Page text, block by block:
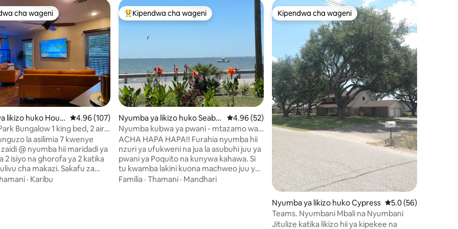
4.9 kati ya 5, tathmini 79
maarufu cha wageni
cha wageni
likizo huko Hous
Ukadiriaji wa wastani wa 4.96 kati ya 5, tathmini 107
4.96 (107)
Bungalow 1 king bed, 2 air
la asilimia 7 kwenye
zaidi @ nyumba hii maridadi ya
2 isiyo na ghorofa ya 2 katika
cha makazi. Sakafu za
jiko kamili, kitanda cha
· Karibu
Kipendwa maarufu cha wageni
Kipendwa cha wageni
Nyumba ya likizo huko Seabr
ook
Ukadiriaji wa wastani wa 4.96 kati ya 5, tathmini 52
4.96 (52)
Nyumba kubwa ya pwani - mtazamo wa
mbele na ziwa
ACHA HAPA HAPA!! Furahia nyumba hii
nzuri ya ufukweni na jua la asubuhi juu ya
pwani ya Poquito na kunywa kahawa. Si
tu kwamba lakini kuona machweo juu ya
Clear Lake bay haki kutoka ua wako na
Familia · Thamani · Mandhari
Kipendwa cha wageni
Kipendwa cha wageni
Nyumba ya likizo huko Cypress Ukadiriaji wa
5.0 (56)
Teams. Nyumbani Mbali na Nyumbani
Jitulize katika likizo hii ya kipekee na